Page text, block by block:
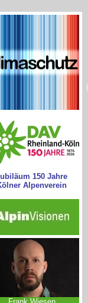
150 Jahre
Alpenverein